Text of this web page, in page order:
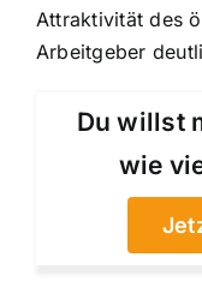
Attraktivität des
Arbeitgeber
Du willst
wie